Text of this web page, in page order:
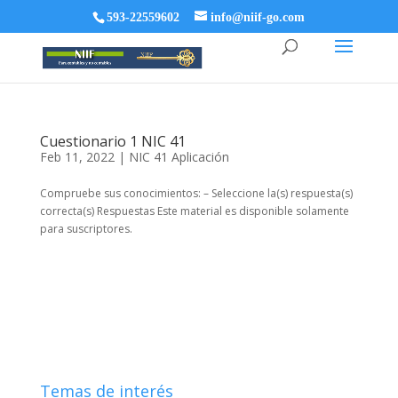
593-22559602 info@niif-go.com
Cuestionario 1 NIC 41
Feb 11, 2022| NIC 41 Aplicación
Compruebe sus conocimientos: – Seleccione la(s) respuesta(s)
correcta(s) Respuestas Este material es disponible solamente
para suscriptores.
Temas de interés